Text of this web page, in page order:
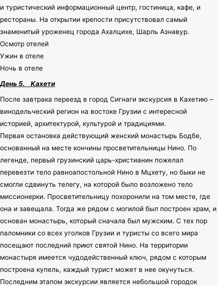
и туристический информационный центр, гостиница, кафе, и
рестораны. На открытии крепости присутствовал самый
знаменитый уроженец города Ахалцихе, Шарль Азнавур.
Осмотр отелей
Ужин в отеле
Ночь в отеле
День 5.
Кахети
После завтрака переезд в город Сигнаги экскурсия в Кахетию –
винодельческий регион на востоке Грузии с интересной
историей, архитектурой, культурой и традициями.
Первая остановка действующий женский монастырь Бодбе,
основанный на месте кончины просветительницы Нино. По
легенде, первый грузинский царь-христианин пожелал
перевезти тело равноапостольной Нино в Мцхету, но быки не
смогли сдвинуть телегу, на которой было возложено тело
миссионерки. Просветительницу похоронили на том месте, где
она и завещала. Тогда же рядом с могилой был построен храм, и
основан монастырь, который сначала был мужским. С тех пор
паломники со всех уголков Грузии и туристы со всего мира
посещают последний приют святой Нино. На территории
монастыря имеется чудодейственный ключ, рядом с которым
построена купель, каждый турист может в нее окунуться.
Последним этапом экскурсии является небольшой городок